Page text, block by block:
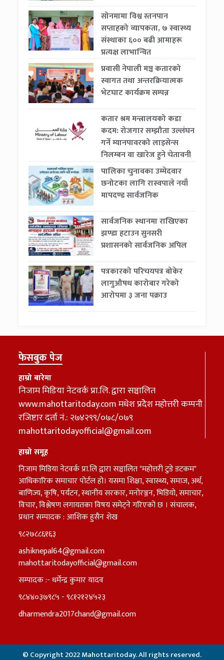
सोनमामा विश्व स्तनपान
सप्ताहको व्यापकता, ७ स्वास्थ्य
संस्थाका ६०० बढी आमाहरू
प्रत्यक्ष लाभान्वित
प्रवासी नेपाली मञ्च कतारको
स्वागत तथा अन्तरक्रियात्मक
भेटघाट कार्यक्रम सम्पन्न
कतार श्रम मन्त्रालयको कडा
कदम: रोजगार सम्झौता उल्लंघन
गर्ने म्यानपावरको लाइसेन्स
निलम्बन वा खारेज हुने चेतावनी
पालिका चुनावका उम्मेदवार
छनोटका लागि रास्वपाले नयाँ
मापदण्ड सार्वजनिक
सार्वजनिक स्थानमा राखिएका
झण्डा हटाउन सुनसरी
प्रशासनको सार्वजनिक अपिल
पत्रकारको परिचयपत्र बोकेर
लागुऔषध कारोबार गरेको
आरोपमा ३ जना पक्राउ
फेसबुक पेज
हाम्रो बारेमा
निजाम मिडिया नेटवर्क प्रा.लि. द्वारा सञ्चालित
www.mahottaritoday.com मधेश प्रदेेेश महोत्तरी कम्पनी
रजिष्टार दर्ता नं.: २७४२९९/०७८/०७९
mahottaritodayofficial@gmail.com
हाम्रो समूह
निजाम मिडिया नेटवर्क प्रा.लि द्वारा सञ्चालित "महोत्तरी टुडे डटकम"
आधिकारिक समाचार पोर्टल हो। यसमा शिक्षा, स्वास्थ्य, समाज, अर्थ,
बाणिज्य, कृषि, पर्यटन, स्थानीय सरकार, मनोरञ्जन, भिडियो, समाचार,
विचार, विश्लेषण लगायतका विषय समेट्ने गरिएको छ । संचालक,
प्रधान सम्पादक : आशिक हुसैन शेख
९८२७८८६१६३
ashiknepal64@gmail.com
mahottaritodayofficial@gmail.com
सम्पादक :- धर्मेन्द्र कुमार यादव
९८४४०३७९८५ - ९८१२१२४५२३
dharmendra2017chand@gmail.com
© Copyright 2022 Mahottaritoday. All rights reserved.